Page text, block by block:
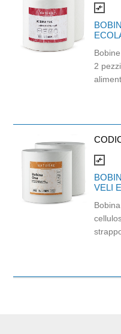
compare_arrows
2
compare_arrows
VELI
cellulosa da 2 veli.